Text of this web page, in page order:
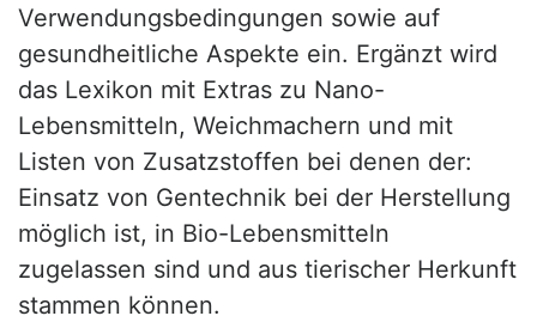
Verwendungsbedingungen sowie auf
gesundheitliche Aspekte ein. Ergänzt wird
das Lexikon mit Extras zu Nano-
Lebensmitteln, Weichmachern und mit
Listen von Zusatzstoffen bei denen der:
Einsatz von Gentechnik bei der Herstellung
möglich ist, in Bio-Lebensmitteln
zugelassen sind und aus tierischer Herkunft
stammen können.